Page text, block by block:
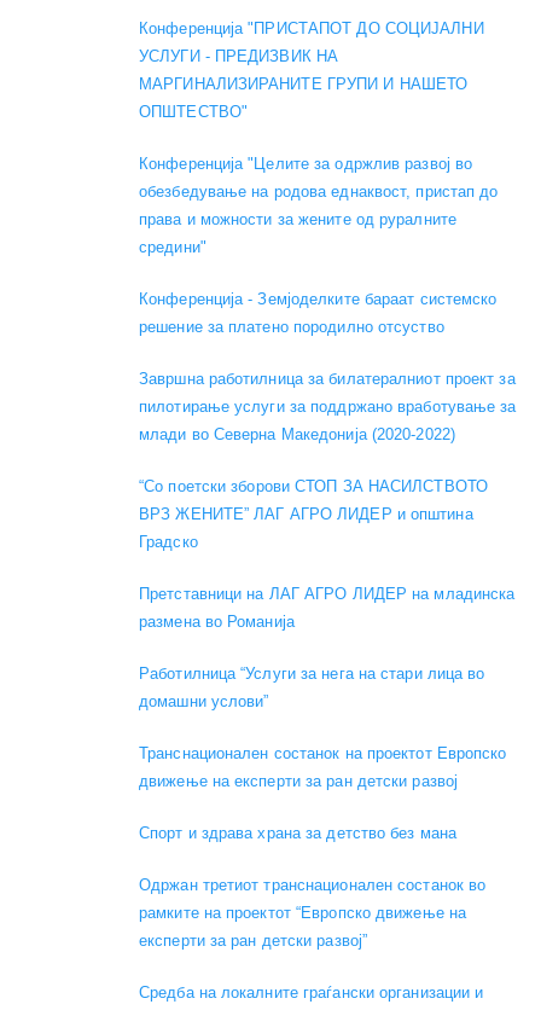
Конференција "ПРИСТАПОТ ДО СОЦИЈАЛНИ
УСЛУГИ - ПРЕДИЗВИК НА
МАРГИНАЛИЗИРАНИТЕ ГРУПИ И НАШЕТО
ОПШТЕСТВО"
Конференција "Целите за одржлив развој во
обезбедување на родова еднаквост, пристап до
права и можности за жените од руралните
средини"
Конференција - Земјоделките бараат системско
решение за платено породилно отсуство
Завршна работилница за билатералниот проект за
пилотирање услуги за поддржано вработување за
млади во Северна Македонија (2020-2022)
“Со поетски зборови СТОП ЗА НАСИЛСТВОТО
ВРЗ ЖЕНИТЕ” ЛАГ АГРО ЛИДЕР и општина
Градско
Претставници на ЛАГ АГРО ЛИДЕР на младинска
размена во Романија
Работилница “Услуги за нега на стари лица во
домашни услови”
Транснационален состанок на проектот Европско
движење на експерти за ран детски развој
Спорт и здрава храна за детство без мана
Одржан третиот транснационален состанок во
рамките на проектот “Европско движење на
експерти за ран детски развој”
Средба на локалните граѓански организации и